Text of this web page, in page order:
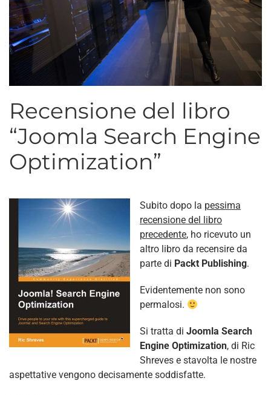
Recensione del libro
“Joomla Search Engine
Optimization”
Subito dopo la pessima
recensione del libro
precedente, ho ricevuto un
altro libro da recensire da
parte di Packt Publishing.
Evidentemente non sono
permalosi.
Si tratta di Joomla Search
Engine Optimization, di Ric
Shreves e stavolta le nostre
aspettative vengono decisamente soddisfatte.